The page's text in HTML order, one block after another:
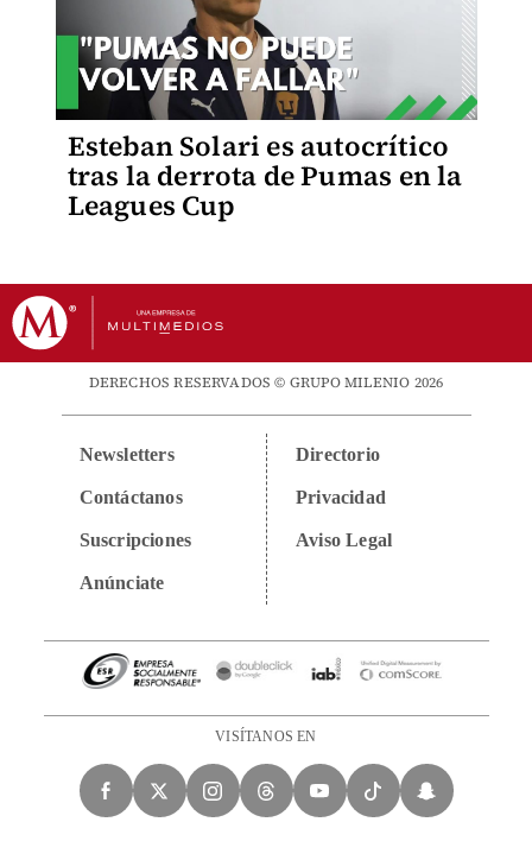
Esteban Solari es autocrítico
tras la derrota de Pumas en la
Leagues Cup
DERECHOS RESERVADOS © GRUPO MILENIO 2026
Newsletters
Contáctanos
Suscripciones
Anúnciate
Directorio
Privacidad
Aviso Legal
VISÍTANOS EN